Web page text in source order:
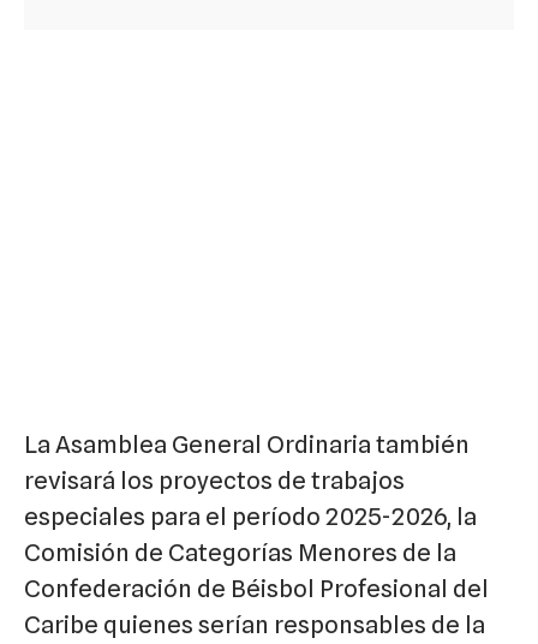
La Asamblea General Ordinaria también
revisará los proyectos de trabajos
especiales para el período 2025-2026, la
Comisión de Categorías Menores de la
Confederación de Béisbol Profesional del
Caribe quienes serían responsables de la